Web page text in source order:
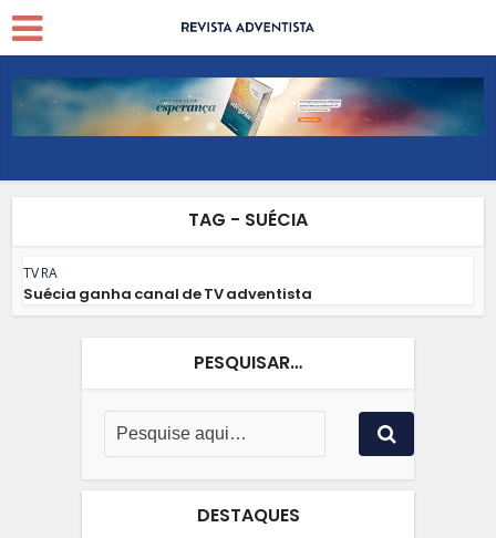
TAG - SUÉCIA
TV RA
Suécia ganha canal de TV adventista
PESQUISAR…
DESTAQUES